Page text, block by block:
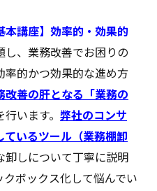
本講座】効率的・効果的
し、業務改善でお困りの
的かつ効果的な進め方
改善の肝となる「業務の
行います。 弊社のコンサ
いるツール（業務棚卸
卸しについて丁寧に説明
ボックス化して悩んでい